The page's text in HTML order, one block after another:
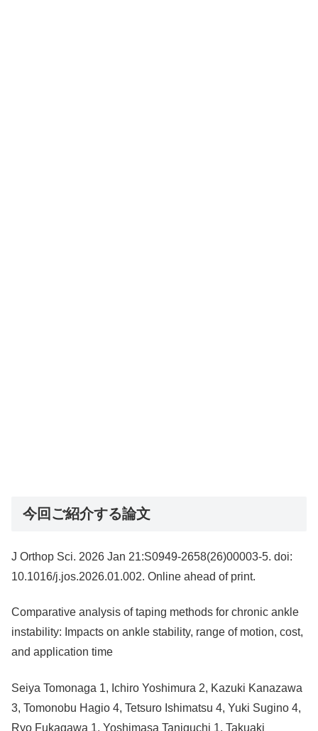
今回ご紹介する論文
J Orthop Sci. 2026 Jan 21:S0949-2658(26)00003-5. doi:
10.1016/j.jos.2026.01.002. Online ahead of print.
Comparative analysis of taping methods for chronic ankle
instability: Impacts on ankle stability, range of motion, cost,
and application time
Seiya Tomonaga 1, Ichiro Yoshimura 2, Kazuki Kanazawa
3, Tomonobu Hagio 4, Tetsuro Ishimatsu 4, Yuki Sugino 4,
Ryo Fukagawa 1, Yoshimasa Taniguchi 1, Takuaki